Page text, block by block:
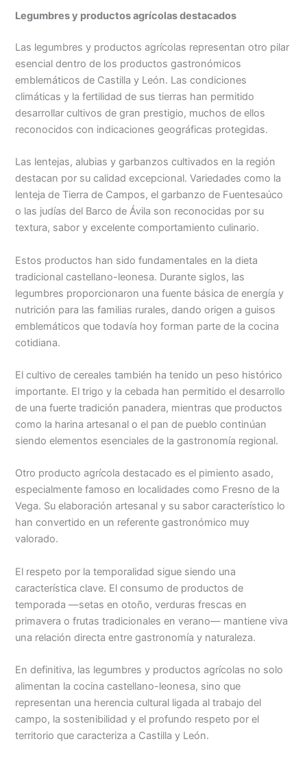
Legumbres y productos agrícolas destacados
Las legumbres y productos agrícolas representan otro pilar
esencial dentro de los productos gastronómicos
emblemáticos de Castilla y León. Las condiciones
climáticas y la fertilidad de sus tierras han permitido
desarrollar cultivos de gran prestigio, muchos de ellos
reconocidos con indicaciones geográficas protegidas.
Las lentejas, alubias y garbanzos cultivados en la región
destacan por su calidad excepcional. Variedades como la
lenteja de Tierra de Campos, el garbanzo de Fuentesaúco
o las judías del Barco de Ávila son reconocidas por su
textura, sabor y excelente comportamiento culinario.
Estos productos han sido fundamentales en la dieta
tradicional castellano-leonesa. Durante siglos, las
legumbres proporcionaron una fuente básica de energía y
nutrición para las familias rurales, dando origen a guisos
emblemáticos que todavía hoy forman parte de la cocina
cotidiana.
El cultivo de cereales también ha tenido un peso histórico
importante. El trigo y la cebada han permitido el desarrollo
de una fuerte tradición panadera, mientras que productos
como la harina artesanal o el pan de pueblo continúan
siendo elementos esenciales de la gastronomía regional.
Otro producto agrícola destacado es el pimiento asado,
especialmente famoso en localidades como Fresno de la
Vega. Su elaboración artesanal y su sabor característico lo
han convertido en un referente gastronómico muy
valorado.
El respeto por la temporalidad sigue siendo una
característica clave. El consumo de productos de
temporada —setas en otoño, verduras frescas en
primavera o frutas tradicionales en verano— mantiene viva
una relación directa entre gastronomía y naturaleza.
En definitiva, las legumbres y productos agrícolas no solo
alimentan la cocina castellano-leonesa, sino que
representan una herencia cultural ligada al trabajo del
campo, la sostenibilidad y el profundo respeto por el
territorio que caracteriza a Castilla y León.